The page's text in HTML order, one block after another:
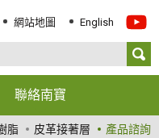
網站地圖 English
聯絡南寶
聯絡我們
脂 皮革接著層 產品諮詢